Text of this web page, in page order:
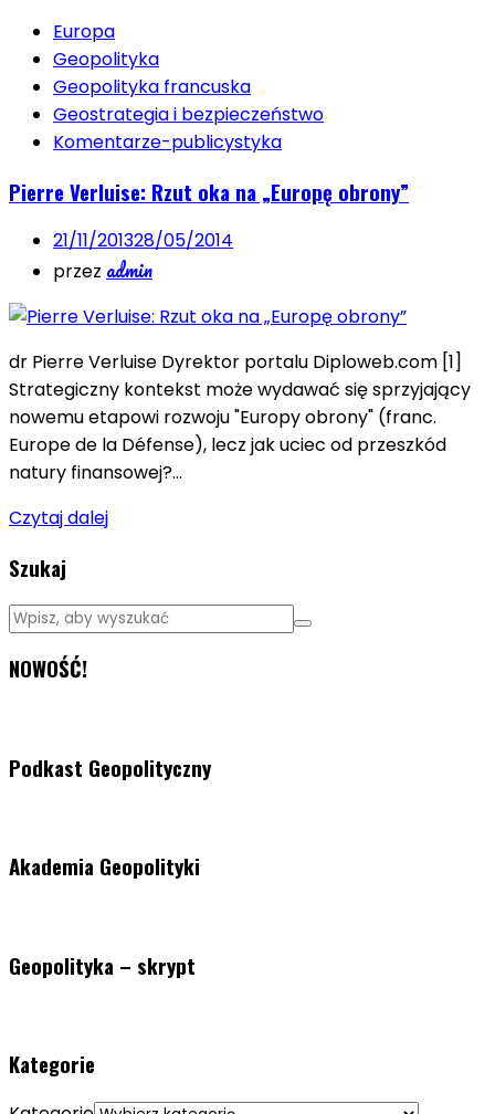
Europa
Geopolityka
Geopolityka francuska
Geostrategia i bezpieczeństwo
Komentarze-publicystyka
Pierre Verluise: Rzut oka na „Europę obrony”
21/11/201328/05/2014
przez admin
dr Pierre Verluise Dyrektor portalu Diploweb.com [1]
Strategiczny kontekst może wydawać się sprzyjający
nowemu etapowi rozwoju "Europy obrony" (franc.
Europe de la Défense), lecz jak uciec od przeszkód
natury finansowej?…
Czytaj dalej
Szukaj
NOWOŚĆ!
Podkast Geopolityczny
Akademia Geopolityki
Geopolityka – skrypt
Kategorie